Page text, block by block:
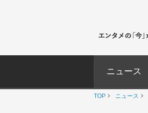
ニュース
TOP ニュース